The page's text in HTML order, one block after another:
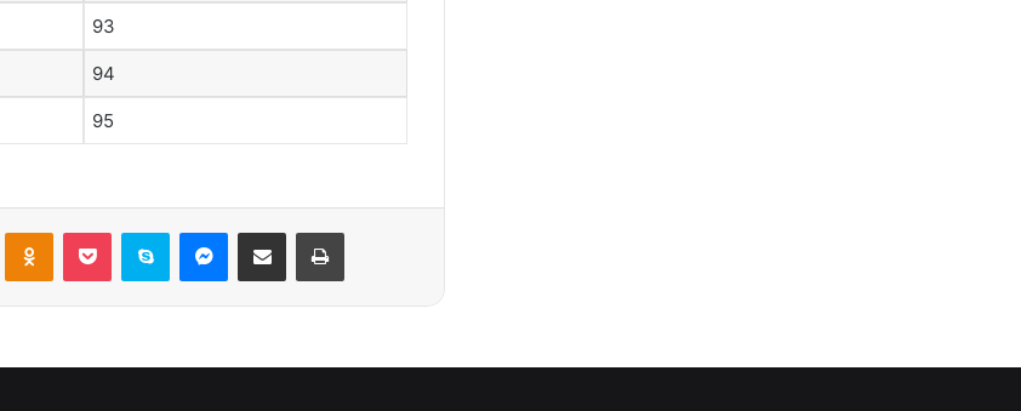
93
94
95
Odnoklassniki
Pocket Skype Messenger
E-Posta ile paylaş Yazdır